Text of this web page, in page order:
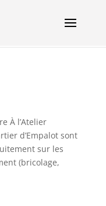
À l’Atelier
d’Empalot sont
sur les
(bricolage,